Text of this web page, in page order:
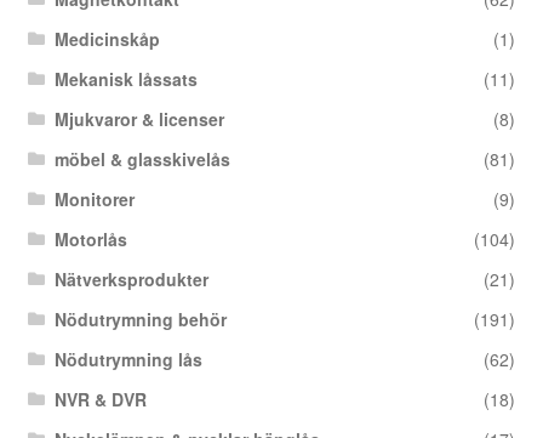
Medicinskåp
(1)
Mekanisk låssats
(11)
Mjukvaror & licenser
(8)
möbel & glasskivelås
(81)
Monitorer
(9)
Motorlås
(104)
Nätverksprodukter
(21)
Nödutrymning behör
(191)
Nödutrymning lås
(62)
NVR & DVR
(18)